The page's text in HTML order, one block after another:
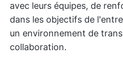
avec leurs équipes, de
dans les objectifs de
un environnement de
collaboration.